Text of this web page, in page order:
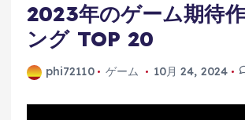
2023年のゲーム期待
ング TOP 20
phi72110 ゲーム 10月 24, 2024